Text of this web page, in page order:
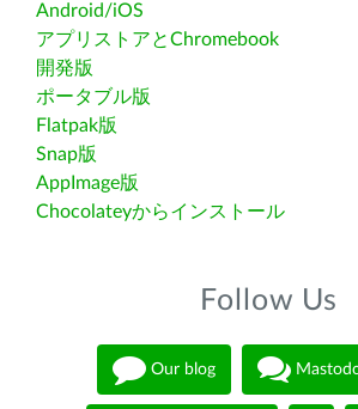
Android/iOS
アプリストアとChromebook
開発版
ポータブル版
Flatpak版
Snap版
AppImage版
Chocolateyからインストール
Follow Us
Our blog